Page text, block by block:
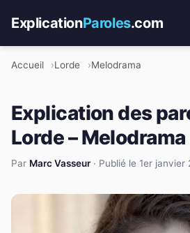
ExplicationParoles.com
Accueil Lorde Melodrama
Explication des
Lorde – Melodrama
Par Marc Vasseur· Publié le 1er janvier